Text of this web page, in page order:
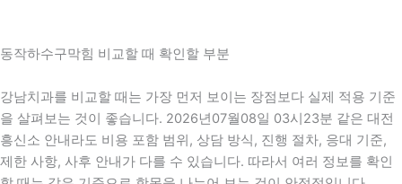
동작하수구막힘 비교할 때 확인할 부분
강남치과를 비교할 때는 가장 먼저 보이는 장점보다 실제 적용 기준
을 살펴보는 것이 좋습니다. 2026년07월08일 03시23분 같은 대전
흥신소 안내라도 비용 포함 범위, 상담 방식, 진행 절차, 응대 기준,
제한 사항, 사후 안내가 다를 수 있습니다. 따라서 여러 정보를 확인